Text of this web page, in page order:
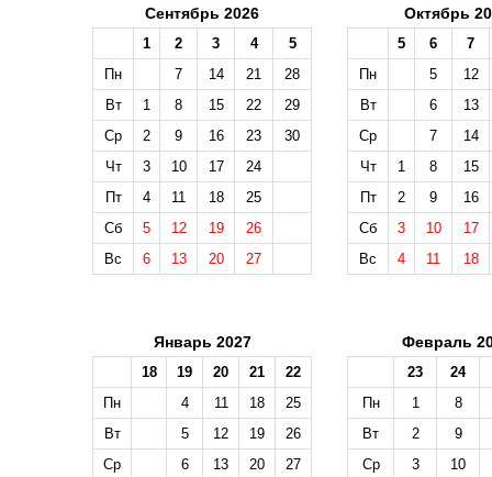
Сентябрь 2026
1 2 3 4
5
Пн
7 14 21
28
Вт
1 8 15 22
29
Ср
2 9 16 23
30
Чт
3 10 17
24
Пт
4 11 18
25
Сб
5 12 19
26
Вс
6 13 20 27
Октябрь
5 6
7
Пн
5
12
Вт
6
13
Ср
7
14
Чт
1 8
15
Пт
2 9
16
Сб
3 10
17
Вс
4 11 18
Январь 2027
18 19 20 21
22
Пн
4 11 18
25
Вт
5 12 19
26
Ср
6 13 20
27
Февраль
23
24
Пн
1
8
Вт
2
9
Ср
3
10